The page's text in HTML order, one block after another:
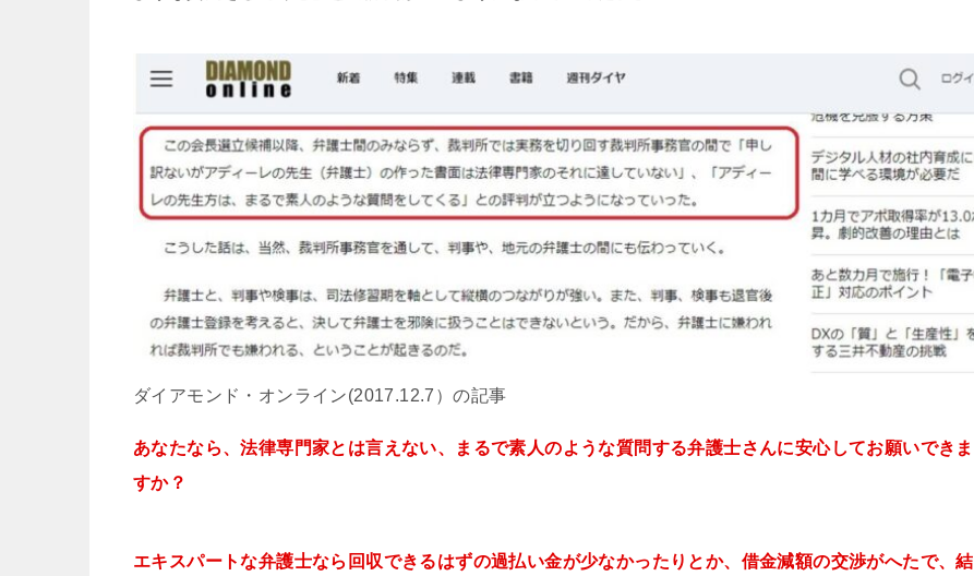
ダイアモンド・オンライン(2017.12.7）の記事
あなたなら、法律専門家とは言えない、まるで素人のような質問する弁護士さんに安心してお願いできま
すか？
エキスパートな弁護士なら回収できるはずの過払い金が少なかったりとか、借金減額の交渉がへたで、結